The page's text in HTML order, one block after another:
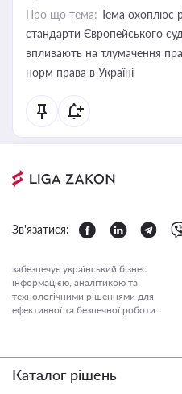
Про що тема: Тема охоплює
стандарти Європейського
впливають на тлумачення
норм права в Україні
Зв'язатися:
забезпечує український бізнес
інформацією, аналітикою та
технологічними рішеннями для
ефективної та безпечної роботи.
Каталог рішень